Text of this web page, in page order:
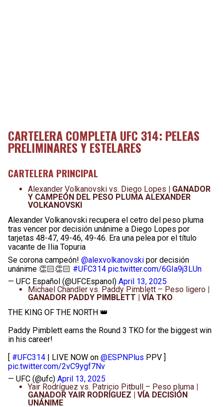
CARTELERA COMPLETA UFC 314: PELEAS
PRELIMINARES Y ESTELARES
CARTELERA PRINCIPAL
Alexander Volkanovski vs. Diego Lopes | GANADOR
Y CAMPEÓN DEL PESO PLUMA ALEXANDER
VOLKANOVSKI
Alexander Volkanovski recupera el cetro del peso pluma
tras vencer por decisión unánime a Diego Lopes por
tarjetas 48-47, 49-46, 49-46. Era una pelea por el título
vacante de Ilia Topuria
Se corona campeón! @alexvolkanovski por decisión
unánime 👏🏻👏🏻 #UFC314 pic.twitter.com/6GIa9j3LUn
— UFC Español (@UFCEspanol) April 13, 2025
Michael Chandler vs. Paddy Pimblett – Peso ligero​ |
GANADOR PADDY PIMBLETT | VÍA TKO
THE KING OF THE NORTH 👑
Paddy Pimblett earns the Round 3 TKO for the biggest win
in his career!
[ #UFC314 | LIVE NOW on @ESPNPlus PPV ]
pic.twitter.com/2vC9ygf7Nv
— UFC (@ufc) April 13, 2025
Yair Rodríguez vs. Patricio Pitbull – Peso pluma​ |
GANADOR YAIR RODRÍGUEZ | VÍA DECISIÓN
UNÁNIME